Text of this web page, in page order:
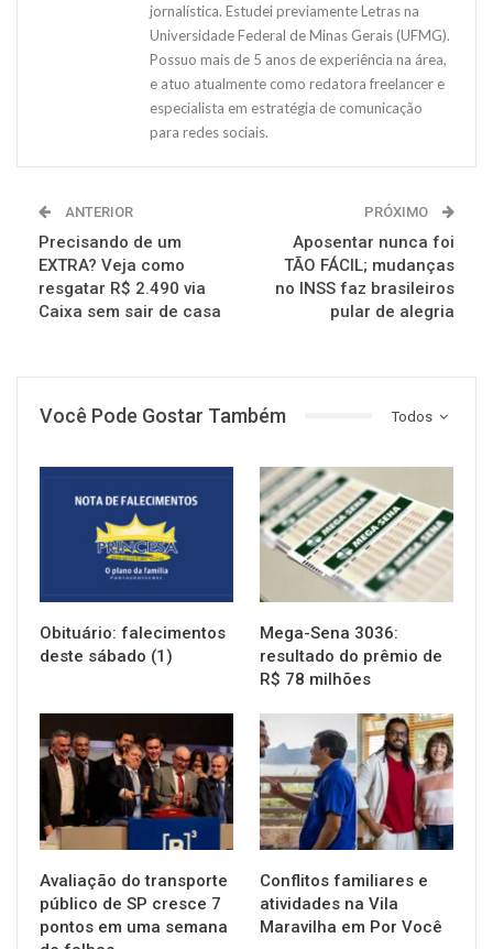
jornalística. Estudei previamente Letras na
Universidade Federal de Minas Gerais (UFMG).
Possuo mais de 5 anos de experiência na área,
e atuo atualmente como redatora freelancer e
especialista em estratégia de comunicação
para redes sociais.
ANTERIOR
Precisando de um
EXTRA? Veja como
resgatar R$ 2.490 via
Caixa sem sair de casa
PRÓXIMO
Aposentar nunca foi
TÃO FÁCIL; mudanças
no INSS faz brasileiros
pular de alegria
Todos
Você Pode Gostar Também
Obituário: falecimentos
deste sábado (1)
NOTÍCIAS
Mega-Sena 3036:
resultado do prêmio de
R$ 78 milhões
NOTÍCIAS
Avaliação do transporte
público de SP cresce 7
pontos em uma semana
NOTÍCIAS
Conflitos familiares e
atividades na Vila
Maravilha em Por Você